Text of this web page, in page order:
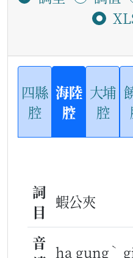
四縣
腔
海陸
腔
大埔
腔
詞
目
蝦公夾
音 ha gung ˋ